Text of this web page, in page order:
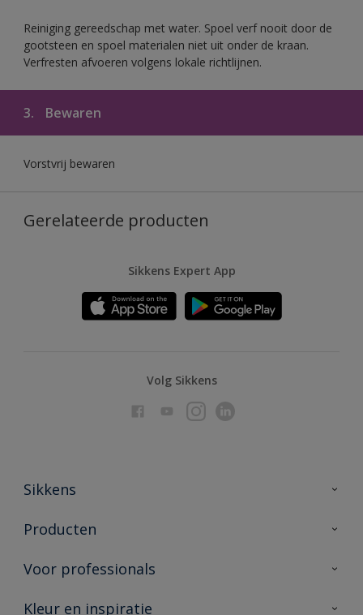
Reiniging gereedschap met water. Spoel verf nooit door de
gootsteen en spoel materialen niet uit onder de kraan.
Verfresten afvoeren volgens lokale richtlijnen.
3. Bewaren
Vorstvrij bewaren
Gerelateerde producten
Sikkens Expert App
Volg Sikkens
Sikkens
Over Sikkens
Duurzaamheid
Producten
Producten voor binnen
Vind je verkooppunt
Voor professionals
Advies & service
Kleur en inspiratie